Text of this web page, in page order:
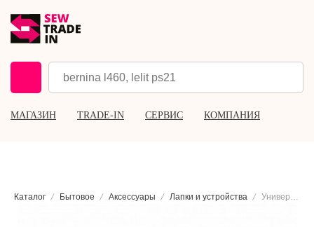
МАГАЗИН TRADE-IN СЕРВИС КОМПАНИЯ
Каталог Бытовое Аксессуары Лапки и устройства